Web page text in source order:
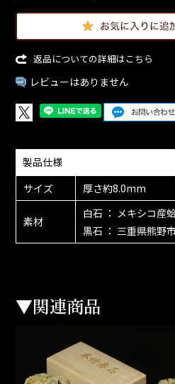
返品についての詳細はこちら
レビューはありません
製品仕様
サイズ
厚さ約8.0mm
素材
白石 ： メキシコ産
黒石 ： 三重県熊
▼関連商品